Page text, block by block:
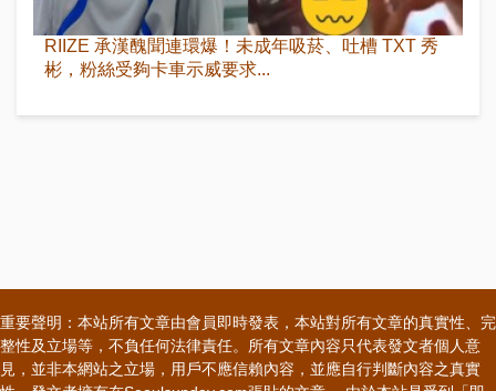
RIIZE 承漢醜聞連環爆！未成年吸菸、吐槽 TXT 秀
彬，粉絲受夠卡車示威要求...
重要聲明：本站所有文章由會員即時發表，本站對所有文章的真實性、完
整性及立場等，不負任何法律責任。所有文章內容只代表發文者個人意
見，並非本網站之立場，用戶不應信賴內容，並應自行判斷內容之真實